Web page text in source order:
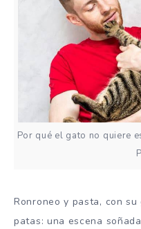
Por qué el gato no quiere
Ronroneo y pasta, con
patas: una escena